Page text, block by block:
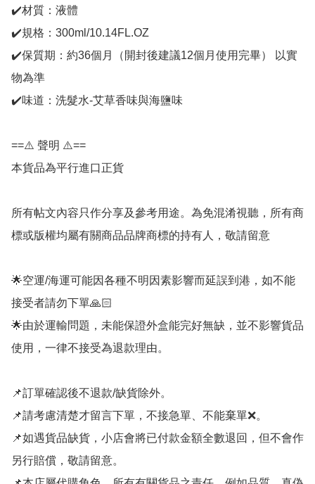
✔️材質：液體
✔️規格：300ml/10.14FL.OZ
✔️保質期：約36個月（開封後建議12個月使用完畢） 以實
物為準
✔️味道：洗髮水-艾草香味與海鹽味
==⚠️ 聲明 ⚠️==
本貨品為平行進口正貨
所有帖文內容只作分享及參考用途。為免混淆視聽，所有商
標或版權均屬有關商品品牌商標的持有人，敬請留意
🌟空運/海運可能因各種不明因素影響而延誤到港，如不能
接受者請勿下單🙏🏻
🌟由於運輸問題，未能保證外盒能完好無缺，並不影響貨品
使用，一律不接受為退款理由。
📌訂單確認後不退款/缺貨除外。
📌請考慮清楚才留言下單，不接急單、不能棄單❌。
📌如遇貨品缺貨，小店會將已付款金額全數退回，但不會作
另行賠償，敬請留意。